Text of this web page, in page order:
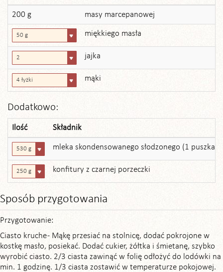
200 g masy marcepanowej
50 g miękkiego masła
2 jajka
4 łyżki mąki
Dodatkowo:
Ilość Składnik
530 g mleka skondensowanego słodzonego (1 puszka)
250 g konfitury z czarnej porzeczki
Sposób przygotowania
Przygotowanie:
Ciasto kruche - Mąkę przesiać na stolnicę, dodać pokrojone w
kostkę masło, posiekać. Dodać cukier, żółtka i śmietanę, szybko
wyrobić ciasto. 2/3 ciasta zawinąć w folię odłożyć do lodówki na
min. 1 godzinę. 1/3 ciasta zostawić w temperaturze pokojowej.